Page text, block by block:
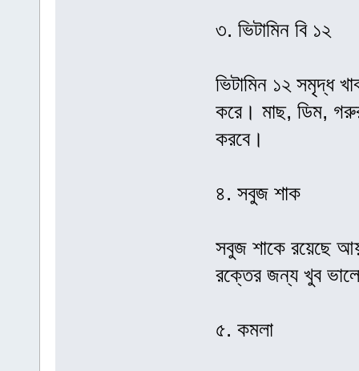
৩. ভিটামিন বি ১২
ভিটামিন ১২ সমৃদ্ধ
করে। মাছ, ডিম, গরুর
করবে।
৪. সবুজ শাক
সবুজ শাকে রয়েছে
রক্তের জন্য খুব
৫. কমলা